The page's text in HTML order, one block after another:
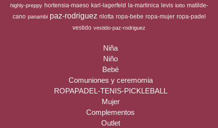
highly-preppy hortensia-maeso karl-lagerfeld la-martinica levis lotto matilde-
cano panambi paz-rodriguez rilotta ropa-bebe ropa-mujer ropa-padel
vestido vestido-paz-rodriguez
Niña
Niño
Bebé
Comuniones y ceremomia
ROPAPADEL-TENIS-PICKLEBALL
Mujer
Complementos
Outlet